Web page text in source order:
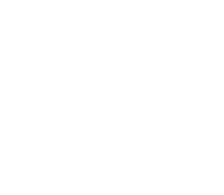
anyagcsere- vagy
a fokozott
okok húzódhatnak meg,
járhatnak.